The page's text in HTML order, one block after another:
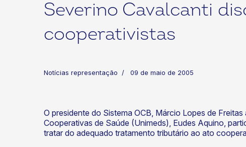
Severino Cavalcanti
cooperativistas
Notícias representação 09 de maio de 2005
O presidente do Sistema OCB, Márcio Lopes de
Cooperativas de Saúde (Unimeds), Eudes Aquino,
tratar do adequado tratamento tributário ao ato